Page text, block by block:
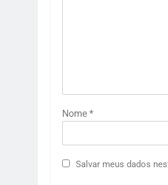
Nome *
Salvar meus dados